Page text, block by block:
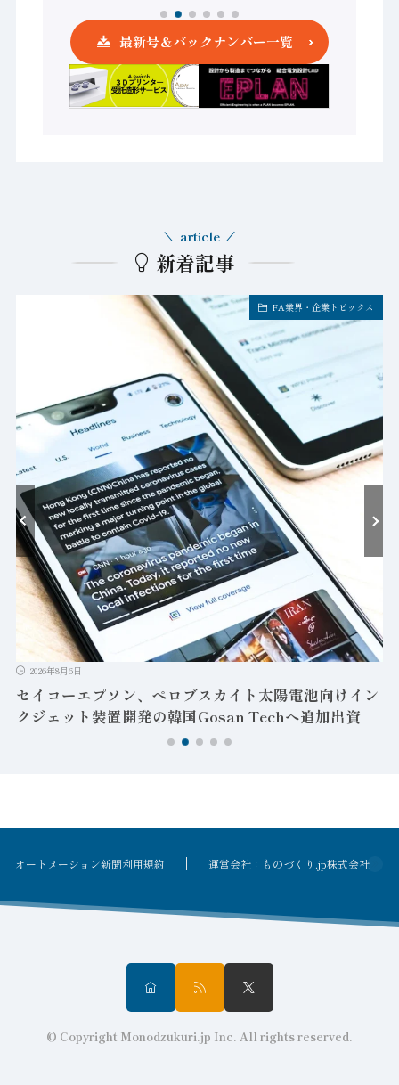
最新号＆バックナンバー一覧
新着記事
article
FA業界・企業トピックス
2026年8月6日
セイコーエプソン、ペロブスカイト太陽電池向けイン
クジェット装置開発の韓国Gosan Techへ追加出資
オートメーション新聞利用規約 運営会社：ものづくり.jp株式会社
© Copyright Monodzukuri.jp Inc. All rights reserved.